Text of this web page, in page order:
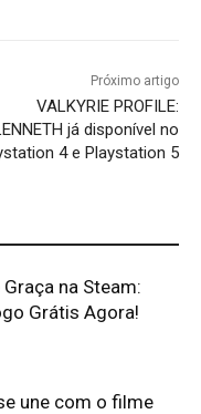
Próximo artigo
VALKYRIE PROFILE:
já disponível no
4 e Playstation 5
na Steam:
Grátis Agora!
une com o filme